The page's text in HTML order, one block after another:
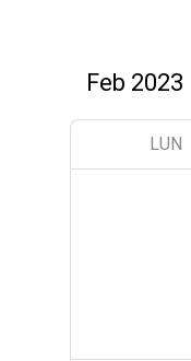
LUN